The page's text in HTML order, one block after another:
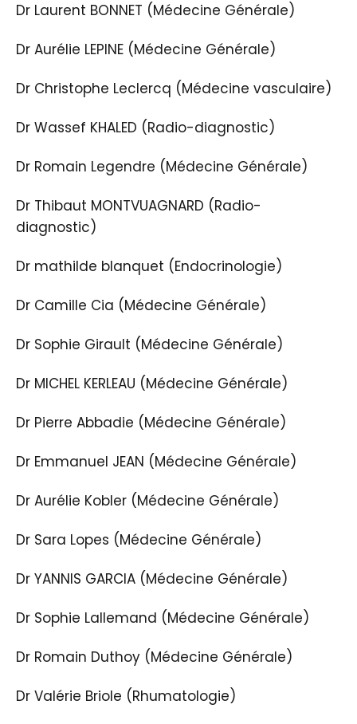
Dr Laurent BONNET (Médecine Générale)
Dr Aurélie LEPINE (Médecine Générale)
Dr Christophe Leclercq (Médecine vasculaire)
Dr Wassef KHALED (Radio-diagnostic)
Dr Romain Legendre (Médecine Générale)
Dr Thibaut MONTVUAGNARD (Radio-
diagnostic)
Dr mathilde blanquet (Endocrinologie)
Dr Camille Cia (Médecine Générale)
Dr Sophie Girault (Médecine Générale)
Dr MICHEL KERLEAU (Médecine Générale)
Dr Pierre Abbadie (Médecine Générale)
Dr Emmanuel JEAN (Médecine Générale)
Dr Aurélie Kobler (Médecine Générale)
Dr Sara Lopes (Médecine Générale)
Dr YANNIS GARCIA (Médecine Générale)
Dr Sophie Lallemand (Médecine Générale)
Dr Romain Duthoy (Médecine Générale)
Dr Valérie Briole (Rhumatologie)